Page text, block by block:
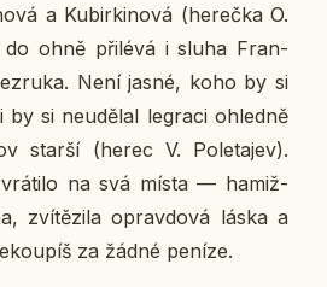
a Ku­bir­ki­no­vá (he­reč­ka O.
do ohně při­lé­vá i sluha Fran­
Není jasné, koho by si
by si ne­u­dě­lal legra­ci ohled­ně
starší (herec V. Po­le­ta­jev).
na svá místa — ha­miž­
zví­tě­zi­la oprav­do­vá láska a
za žádné peníze.